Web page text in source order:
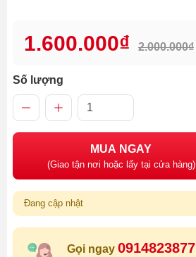
1.600.000₫ 2.000.000₫
Số lượng
MUA NGAY
(Giao tận nơi hoặc lấy tại cửa hàng)
Đang cập nhật
Gọi ngay 0914823877